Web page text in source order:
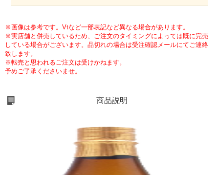
※画像は参考です。Vtなど一部表記など異なる場合があります。
※実店舗と併売しているため、ご注文のタイミングによっては既に完売
している場合がございます。品切れの場合は受注確認メールにてご連絡
致します。
※転売と思われるご注文は受けかねます。
予めご了承くださいませ。
商品説明